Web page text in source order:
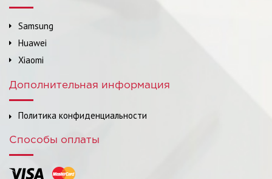
Samsung
Huawei
Xiaomi
Дополнительная информация
Политика конфиденциальности
Способы оплаты